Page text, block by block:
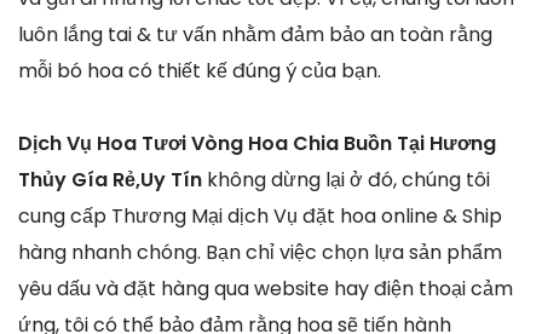
luôn lắng tai & tư vấn nhằm đảm bảo an toàn rằng
mỗi bó hoa có thiết kế đúng ý của bạn.
Dịch Vụ Hoa Tươi Vòng Hoa Chia Buồn Tại Hương
Thủy Gía Rẻ,Uy Tín không dừng lại ở đó, chúng tôi
cung cấp Thương Mại dịch Vụ đặt hoa online & Ship
hàng nhanh chóng. Bạn chỉ việc chọn lựa sản phẩm
yêu dấu và đặt hàng qua website hay điện thoại cảm
ứng, tôi có thể bảo đảm rằng hoa sẽ tiến hành